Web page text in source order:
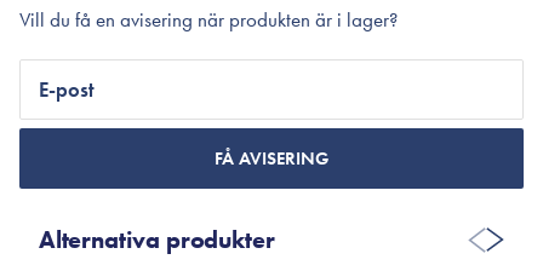
Vill du få en avisering när produkten är i lager?
E-post
FÅ AVISERING
Alternativa produkter